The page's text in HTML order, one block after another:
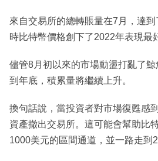
來自交易所的總轉賬量在7月，達
時比特幣價格創下了2022年表現最
儘管8月初以來的市場動盪打亂了
到年底，積累量將繼續上升。
換句話說，當投資者對市場復甦感
資產撤出交易所。這可能會幫助比
1000美元的區間通道，並一路走到